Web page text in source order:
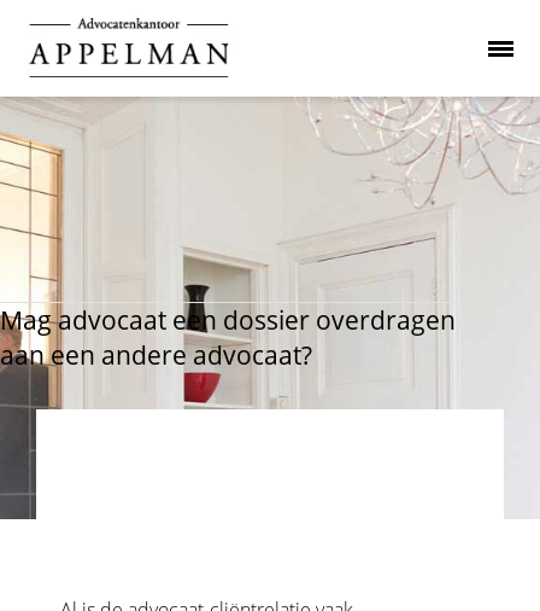
Mag advocaat een dossier overdragen
aan een andere advocaat?